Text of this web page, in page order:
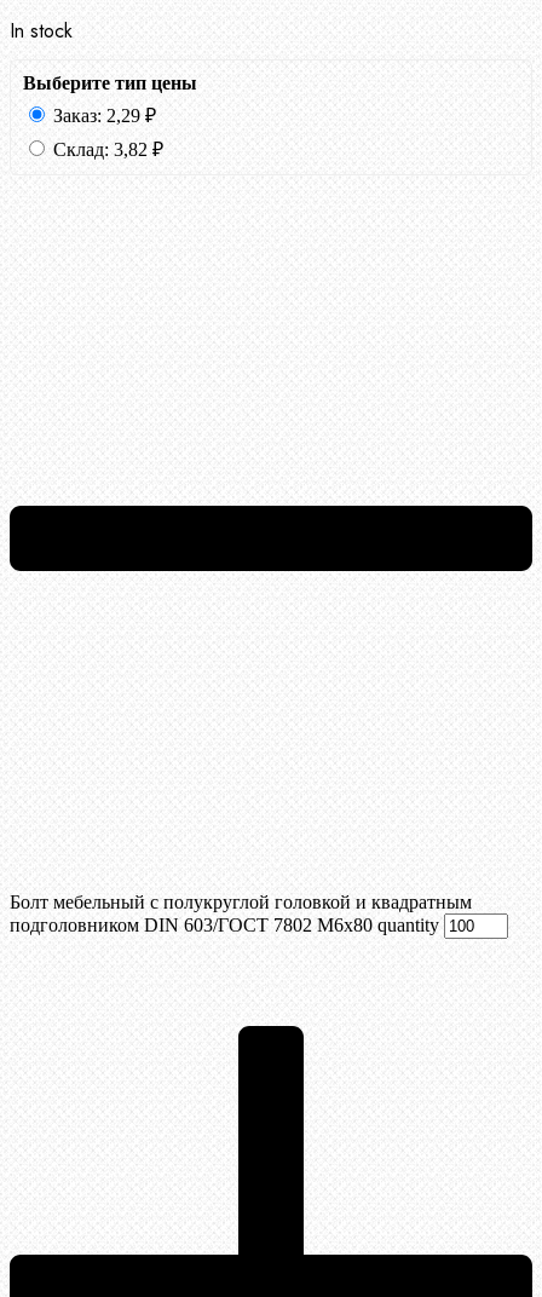
In stock
Выберите тип цены
Заказ: 2,29 ₽
Склад: 3,82 ₽
Болт мебельный с полукруглой головкой и квадратным
подголовником DIN 603/ГОСТ 7802 М6х80 quantity